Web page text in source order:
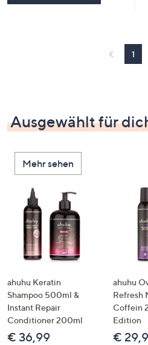
1
Ausgewählt für
Mehr sehen
ahuhu Keratin
Shampoo 500ml &
Instant Repair
Conditioner 200ml
€ 36,99
ahuhu
Refresh
Coffein
Edition
€